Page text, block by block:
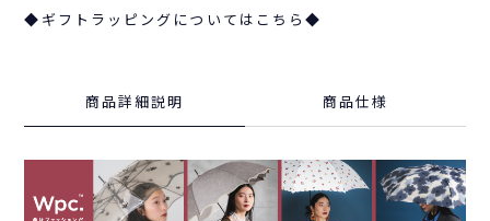
◆ギフトラッピングについてはこちら◆
商品詳細説明 商品仕様